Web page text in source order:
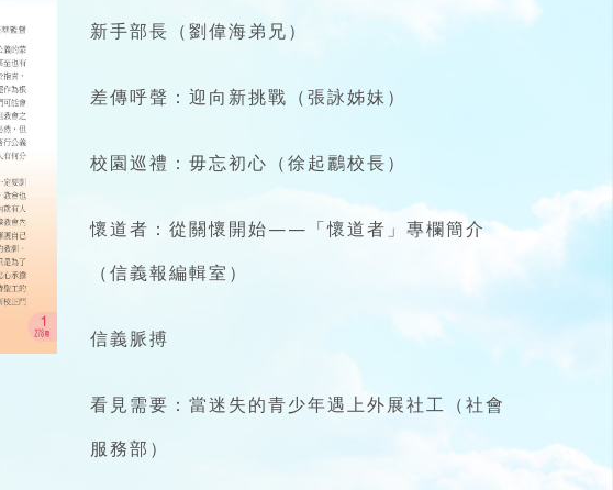
新手部長（劉偉海弟兄）
差傳呼聲：迎向新挑戰（張詠姊妹）
校園巡禮：毋忘初心（徐起鸝校長）
懷道者：從關懷開始——「懷道者」專欄簡介
（信義報編輯室）
信義脈搏
看見需要：當迷失的青少年遇上外展社工（社會
服務部）